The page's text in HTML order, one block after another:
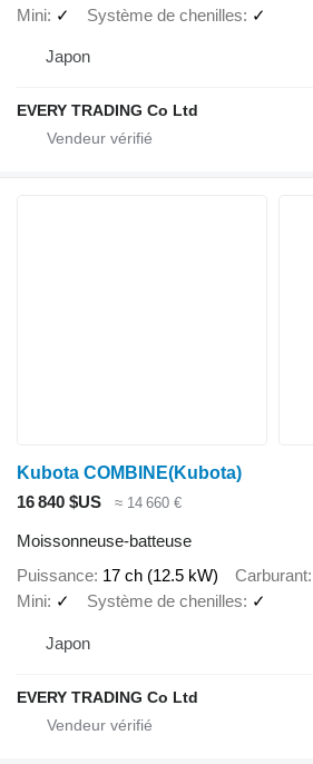
Mini ✓ Système de chenilles ✓
Japon
EVERY TRADING Co Ltd
Kubota COMBINE(Kubota)
16 840 $US
≈ 14 660 €
Moissonneuse-batteuse
Puissance 17 ch (12.5 kW) Carburant
Mini ✓ Système de chenilles ✓
Japon
EVERY TRADING Co Ltd